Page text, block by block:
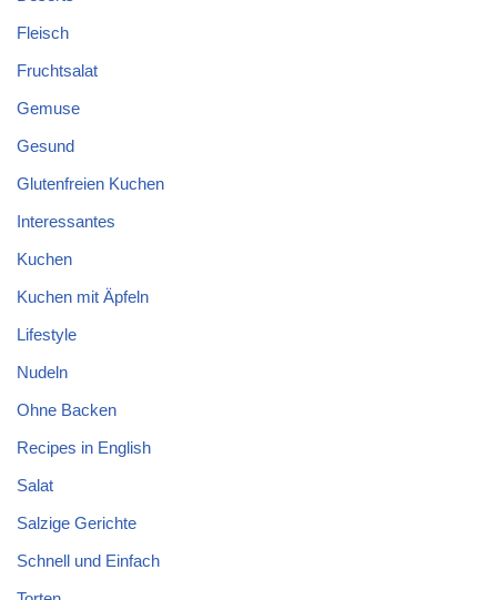
Fleisch
Fruchtsalat
Gemuse
Gesund
Glutenfreien Kuchen
Interessantes
Kuchen
Kuchen mit Äpfeln
Lifestyle
Nudeln
Ohne Backen
Recipes in English
Salat
Salzige Gerichte
Schnell und Einfach